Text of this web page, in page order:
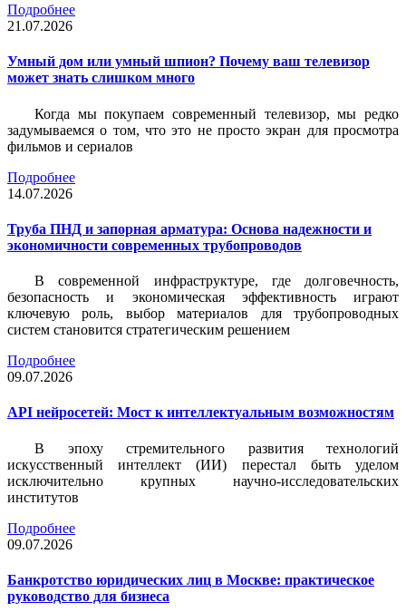
Подробнее
21.07.2026
Умный дом или умный шпион? Почему ваш телевизор
может знать слишком много
Когда мы покупаем современный телевизор, мы редко
задумываемся о том, что это не просто экран для просмотра
фильмов и сериалов
Подробнее
14.07.2026
Труба ПНД и запорная арматура: Основа надежности и
экономичности современных трубопроводов
В современной инфраструктуре, где долговечность,
безопасность и экономическая эффективность играют
ключевую роль, выбор материалов для трубопроводных
систем становится стратегическим решением
Подробнее
09.07.2026
API нейросетей: Мост к интеллектуальным возможностям
В эпоху стремительного развития технологий
искусственный интеллект (ИИ) перестал быть уделом
исключительно крупных научно-исследовательских
институтов
Подробнее
09.07.2026
Банкротство юридических лиц в Москве: практическое
руководство для бизнеса